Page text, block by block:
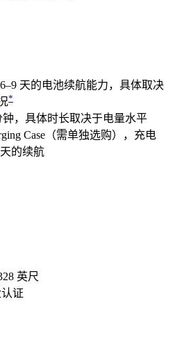
天的电池续航能力，具体取决
*
，具体时长取决于电量水平
Case（需单独选购），充电
的续航
英尺
证